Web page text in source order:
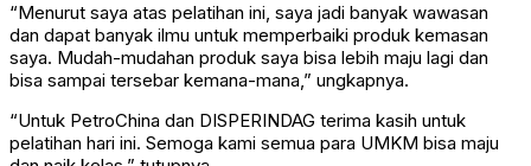
“Menurut saya atas pelatihan ini, saya jadi banyak wawasan
dan dapat banyak ilmu untuk memperbaiki produk kemasan
saya. Mudah-mudahan produk saya bisa lebih maju lagi dan
bisa sampai tersebar kemana-mana,” ungkapnya.
“Untuk PetroChina dan DISPERINDAG terima kasih untuk
pelatihan hari ini. Semoga kami semua para UMKM bisa maju